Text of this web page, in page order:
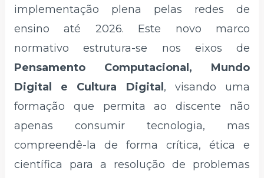
implementação plena pelas redes de
ensino até 2026. Este novo marco
normativo estrutura-se nos eixos de
Pensamento Computacional, Mundo
Digital e Cultura Digital, visando uma
formação que permita ao discente não
apenas consumir tecnologia, mas
compreendê-la de forma crítica, ética e
científica para a resolução de problemas